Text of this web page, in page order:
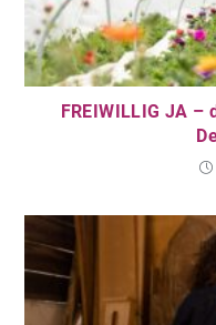
FREIWILLIG JA